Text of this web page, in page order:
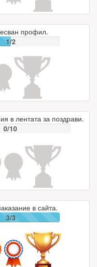
профил.
1/2
в лентата за поздрави.
0/10
в сайта.
3/3